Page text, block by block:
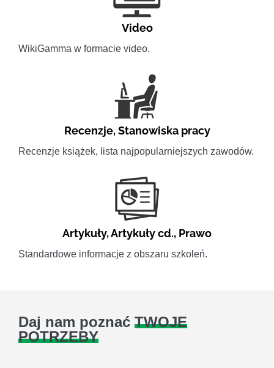
Video
WikiGamma w formacie video.
Recenzje,Stanowiska pracy
Recenzje książek, lista najpopularniejszych zawodów.
Artykuły,Artykuły cd., Prawo
Standardowe informacje z obszaru szkoleń.
Daj nam poznać TWOJE
POTRZEBY